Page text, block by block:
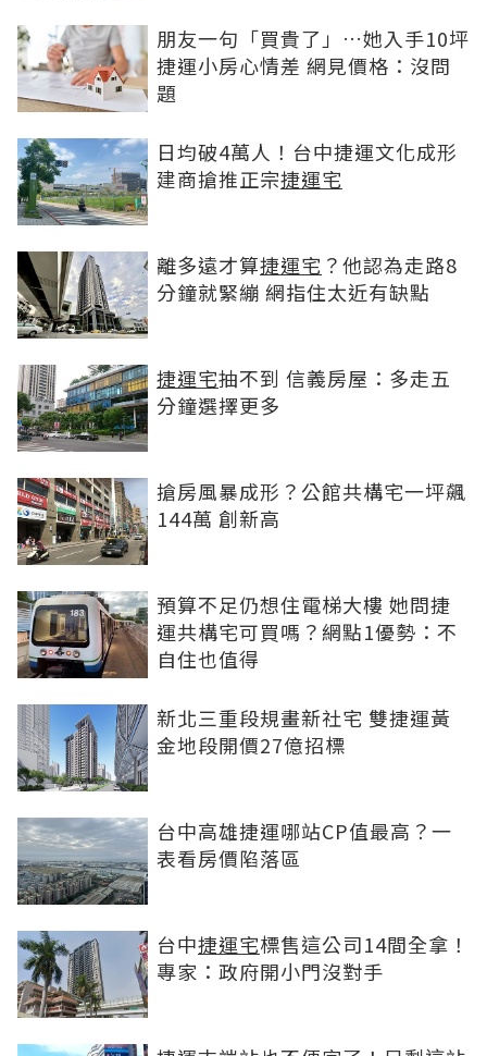
朋友一句「買貴了」…她入手10坪
捷運小房心情差 網見價格：沒問
題
日均破4萬人！台中捷運文化成形
建商搶推正宗捷運宅
離多遠才算捷運宅 ？他認為走路8
分鐘就緊繃 網指住太近有缺點
捷運宅抽不到 信義房屋：多走五
分鐘選擇更多
搶房風暴成形？公館共構宅一坪飆
144萬 創新高
預算不足仍想住電梯大樓 她問捷
運共構宅可買嗎？網點1優勢：不
自住也值得
新北三重段規畫新社宅 雙捷運黃
金地段開價27億招標
台中高雄捷運哪站CP值最高？一
表看房價陷落區
台中捷運宅標售這公司14間全拿！
專家：政府開小門沒對手